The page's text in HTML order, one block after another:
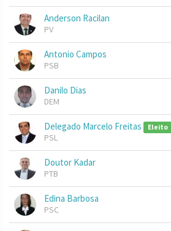
Anderson Racilan
PV
Antonio Campos
PSB
Danilo Dias
DEM
Delegado Marcelo Freitas Eleito
PSL
Doutor Kadar
PTB
Edina Barbosa
PSC